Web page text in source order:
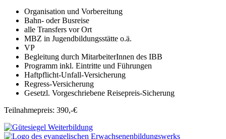
Organisation und Vorbereitung
Bahn- oder Busreise
alle Transfers vor Ort
MBZ in Jugendbildungsstätte o.ä.
VP
Begleitung durch MitarbeiterInnen des IBB
Programm inkl. Eintritte und Führungen
Haftpflicht-Unfall-Versicherung
Regress-Versicherung
Gesetzl. Vorgeschriebene Reisepreis-Sicherung
Teilnahmepreis: 390,-€